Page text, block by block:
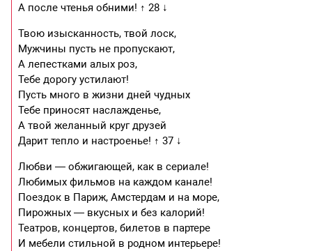
А после чтенья обними! ↑ 28 ↓
Твою изысканность, твой лоск,
Мужчины пусть не пропускают,
А лепестками алых роз,
Тебе дорогу устилают!
Пусть много в жизни дней чудных
Тебе приносят наслажденье,
А твой желанный круг друзей
Дарит тепло и настроенье! ↑ 37 ↓
Любви — обжигающей, как в сериале!
Любимых фильмов на каждом канале!
Поездок в Париж, Амстердам и на море,
Пирожных — вкусных и без калорий!
Театров, концертов, билетов в партере
И мебели стильной в родном интерьере!